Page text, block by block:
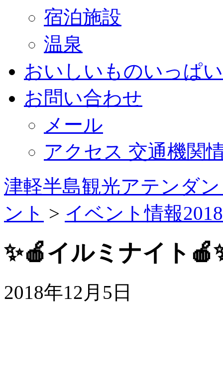
宿泊施設
温泉
おいしいものいっぱ
お問い合わせ
メール
アクセス 交通機関
津軽半島観光アテンダ
ント > イベント情報2018
✨🍎イルミナイト
2018年12月5日